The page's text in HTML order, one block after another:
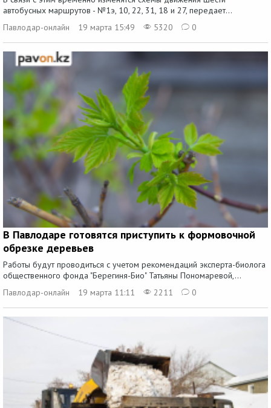
автобусных маршрутов - №1э, 10, 22, 31, 18 и 27, передает...
Павлодар-онлайн
19 марта 15:49 5320 0
В Павлодаре готовятся приступить к формовочной
обрезке деревьев
Работы будут проводиться с учетом рекомендаций эксперта-биолога
общественного фонда "Берегиня-Био" Татьяны Пономаревой,...
Павлодар-онлайн
19 марта 11:11 2211 0